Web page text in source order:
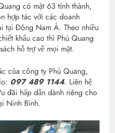
có mặt 63 tỉnh thành,
hợp tác với các doanh
tại Đông Nam Á. Theo nhiều
khấu cao thì Phú Quang
hỗ trợ về mọi mặt.
của công ty Phú Quang,
097 489 1144. Liên hệ
đãi hấp dẫn dành riêng cho
Ninh Bình.